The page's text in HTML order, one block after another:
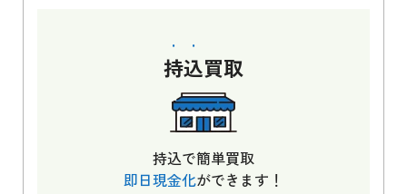
持込買取
持込で簡単買取
即日現金化ができます！